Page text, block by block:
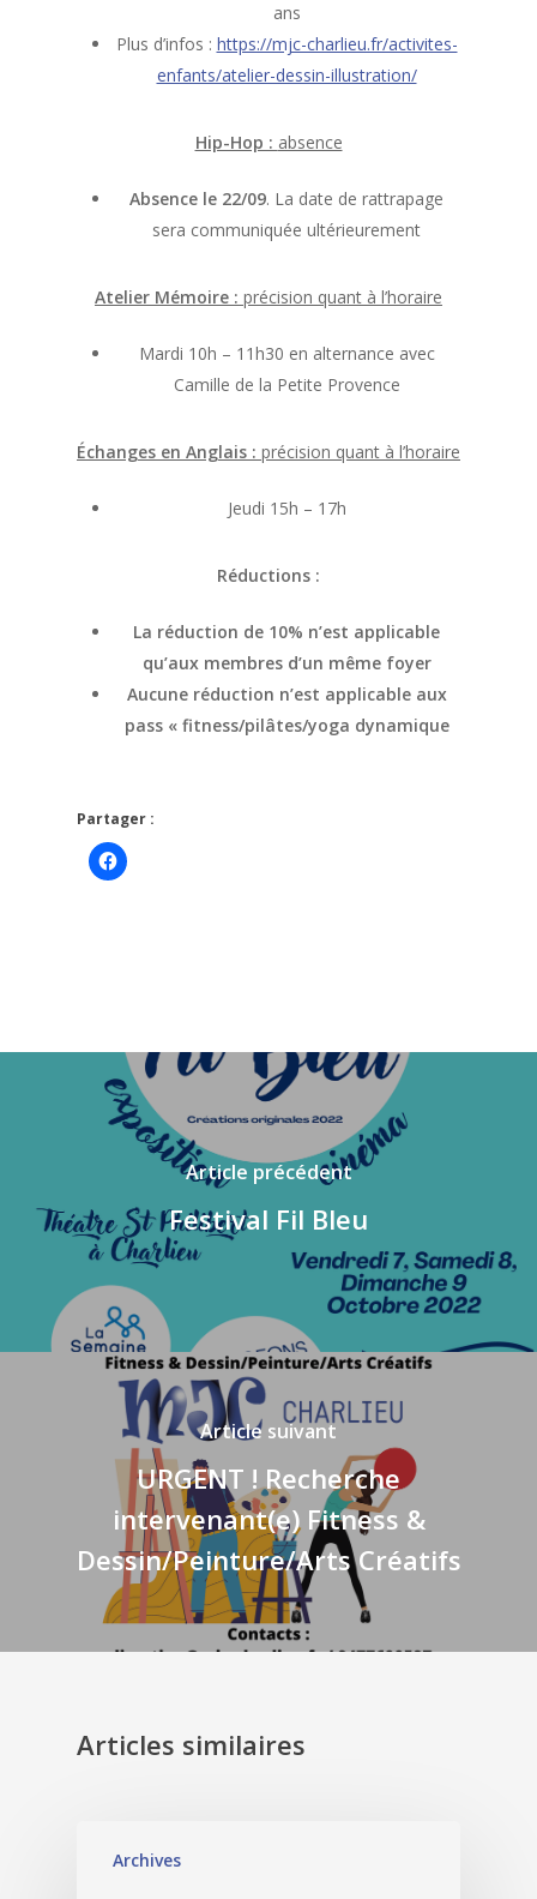
ans
Plus d’infos : https://mjc-charlieu.fr/activites-
enfants/atelier-dessin-illustration/
Hip-Hop : absence
Absence le 22/09. La date de rattrapage
sera communiquée ultérieurement
Atelier Mémoire : précision quant à l’horaire
Mardi 10h – 11h30 en alternance avec
Camille de la Petite Provence
Échanges en Anglais : précision quant à l’horaire
Jeudi 15h – 17h
Réductions :
La réduction de 10% n’est applicable
qu’aux membres d’un même foyer
Aucune réduction n’est applicable aux
pass « fitness/pilâtes/yoga dynamique
Partager :
Cliquez
pour
Article précédent
Festival Fil Bleu
Article suivant
URGENT ! Recherche
intervenant(e) Fitness &
Dessin/Peinture/Arts Créatifs
Articles similaires
Archives